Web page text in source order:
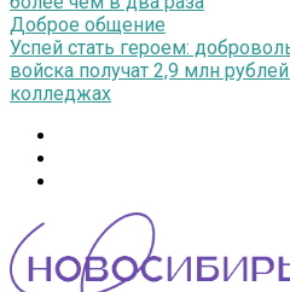
Доброе общение
Успей стать героем:
войска получат 2,9 млн
колледжах